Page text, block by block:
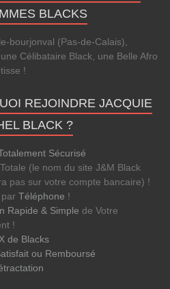
BLACKS
bourjonval (Pas-de-Calais),
Célibataire Black, une Belle Afro
!
REJOINDRE JACQUIE
BLACK ?
Sécurisé
(le nom du site J&M Black
pas sur votre compte bancaire) !
Téléphone !
Rapide & Simple de Votre
!
de Blacks
ou Remboursé